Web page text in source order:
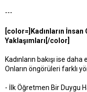
---
[color=]Kadınların İnsan
Yaklaşımları[/color]
Kadınların bakışı ise
Onların öngörüleri farklı
- İlk Öğretmen Bir Duygu